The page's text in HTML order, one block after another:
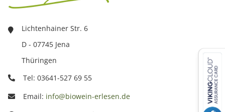
Lichtenhainer Str. 6
D - 07745 Jena
Thüringen
Tel: 03641-527 69 55
Email: info@biowein-erlesen.de